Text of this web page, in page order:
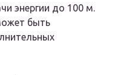
энергии до 100 м.
быть